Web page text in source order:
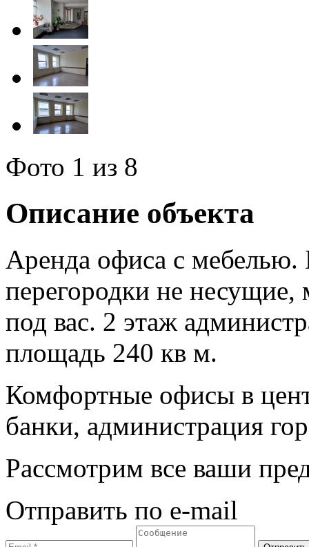
Фото 1 из 8
Описание объекта
Аренда офиса с мебелью.
перегородки не
под вас. 2 этаж
площадь 240 кв м.
Комфортные офисы в
банки, администрация
Рассмотрим все ваши
Отправить по e-mail